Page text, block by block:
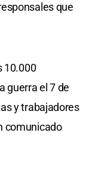
que
10.000
guerra el 7 de
y trabajadores
comunicado